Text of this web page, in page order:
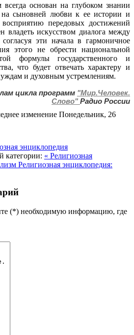
основан на глубоком знании
сыновней любви к ее истории и
передовых достижений
владеть искусством диалога между
эти начала в гармоничное
этого не обрести национальной
формулы государственного и
что будет отвечать характеру и
и духовным устремлениям.
цикла программ "Мир.Человек.
Слово" Радио России
изменение Понедельник, 26
энциклопедия
категории: « Религиозная
Религиозная энциклопедия:
(*) необходимую информацию, где